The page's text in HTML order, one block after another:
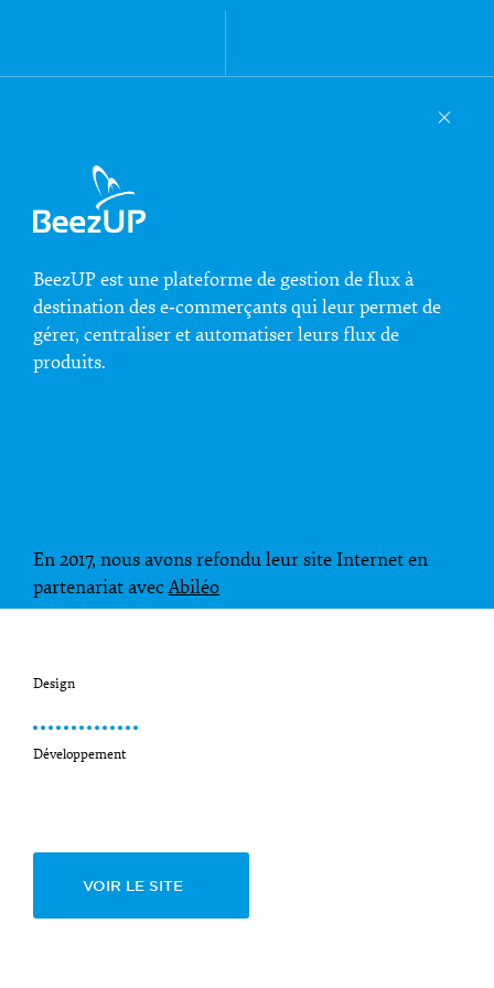
BeezUP est une plateforme de gestion de flux à
destination des e‑commerçants qui leur permet de
gérer, centraliser et automatiser leurs flux de
produits.
En 2017, nous avons refondu leur site Internet en
partenariat avecAbiléo
Design
Développement
VOIR LE SITE